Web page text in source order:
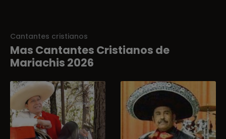
Cantantes cristianos
Mas Cantantes Cristianos de
Mariachis 2026